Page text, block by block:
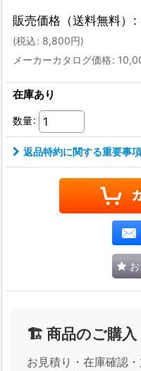
販売価格（送料無料） :
(税込: 8,800円)
メーカーカタログ価格:
在庫あり
数量:
返品特約に関する重要事項
🏗️ 商品のご購入
お見積り・在庫確認